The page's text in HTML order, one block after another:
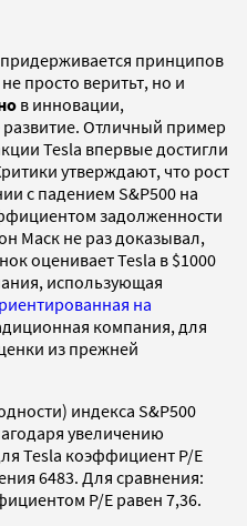
принципов
просто веритьт, но и
в инновации,
Отличный пример
Tesla впервые достигли
утверждают, что рост
с падением S&P500 на
задолженности
Маск не раз доказывал,
оценивает Tesla в $1000
использующая
на
компания, для
из прежней
индекса S&P500
увеличению
Tesla коэффициент P/E
6483. Для сравнения:
P/E равен 7,36.